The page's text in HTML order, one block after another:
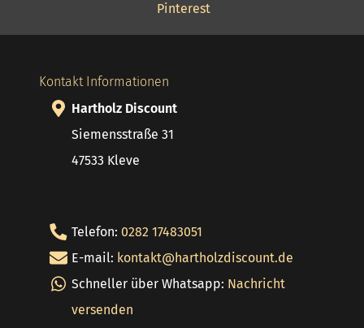
Pinterest
Kontakt Informationen
Hartholz Discount
Siemensstraße 31
47533 Kleve
Telefon: 0282 17483051
E-mail: kontakt@hartholzdiscount.de
Schneller über Whatsapp: Nachricht
versenden